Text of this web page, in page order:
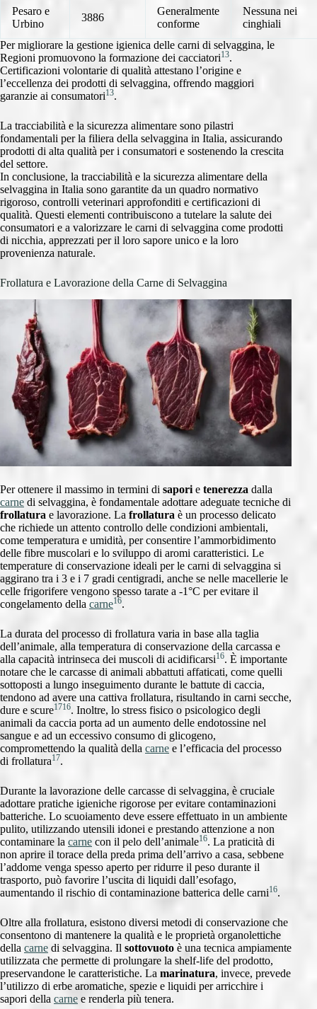
Pesaro e
Urbino
3886
Generalmente
conforme
Nessuna nei
cinghiali
Per migliorare la gestione igienica delle carni di selvaggina, le
Regioni promuovono la formazione dei cacciatori13.
Certificazioni volontarie di qualità attestano l’origine e
l’eccellenza dei prodotti di selvaggina, offrendo maggiori
garanzie ai consumatori13.
La tracciabilità e la sicurezza alimentare sono pilastri
fondamentali per la filiera della selvaggina in Italia, assicurando
prodotti di alta qualità per i consumatori e sostenendo la crescita
del settore.
In conclusione, la tracciabilità e la sicurezza alimentare della
selvaggina in Italia sono garantite da un quadro normativo
rigoroso, controlli veterinari approfonditi e certificazioni di
qualità. Questi elementi contribuiscono a tutelare la salute dei
consumatori e a valorizzare le carni di selvaggina come prodotti
di nicchia, apprezzati per il loro sapore unico e la loro
provenienza naturale.
Frollatura e Lavorazione della Carne di Selvaggina
Per ottenere il massimo in termini di sapori e tenerezza dalla
carne di selvaggina, è fondamentale adottare adeguate tecniche di
frollatura e lavorazione. La frollatura è un processo delicato
che richiede un attento controllo delle condizioni ambientali,
come temperatura e umidità, per consentire l’ammorbidimento
delle fibre muscolari e lo sviluppo di aromi caratteristici. Le
temperature di conservazione ideali per le carni di selvaggina si
aggirano tra i 3 e i 7 gradi centigradi, anche se nelle macellerie le
celle frigorifere vengono spesso tarate a -1°C per evitare il
congelamento della carne16.
La durata del processo di frollatura varia in base alla taglia
dell’animale, alla temperatura di conservazione della carcassa e
alla capacità intrinseca dei muscoli di acidificarsi16. È importante
notare che le carcasse di animali abbattuti affaticati, come quelli
sottoposti a lungo inseguimento durante le battute di caccia,
tendono ad avere una cattiva frollatura, risultando in carni secche,
dure e scure1716. Inoltre, lo stress fisico o psicologico degli
animali da caccia porta ad un aumento delle endotossine nel
sangue e ad un eccessivo consumo di glicogeno,
compromettendo la qualità della carne e l’efficacia del processo
di frollatura17.
Durante la lavorazione delle carcasse di selvaggina, è cruciale
adottare pratiche igieniche rigorose per evitare contaminazioni
batteriche. Lo scuoiamento deve essere effettuato in un ambiente
pulito, utilizzando utensili idonei e prestando attenzione a non
contaminare la carne con il pelo dell’animale16. La praticità di
non aprire il torace della preda prima dell’arrivo a casa, sebbene
l’addome venga spesso aperto per ridurre il peso durante il
trasporto, può favorire l’uscita di liquidi dall’esofago,
aumentando il rischio di contaminazione batterica delle carni16.
Oltre alla frollatura, esistono diversi metodi di conservazione che
consentono di mantenere la qualità e le proprietà organolettiche
della carne di selvaggina. Il sottovuoto è una tecnica ampiamente
utilizzata che permette di prolungare la shelf-life del prodotto,
preservandone le caratteristiche. La marinatura, invece, prevede
l’utilizzo di erbe aromatiche, spezie e liquidi per arricchire i
sapori della carne e renderla più tenera.